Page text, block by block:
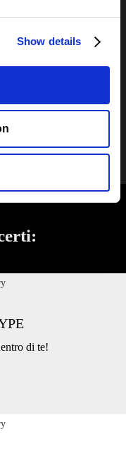
Show details
a combinare modelli
con un tenue colore
di te!